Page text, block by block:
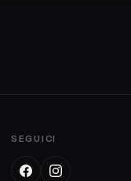
SEGUICI